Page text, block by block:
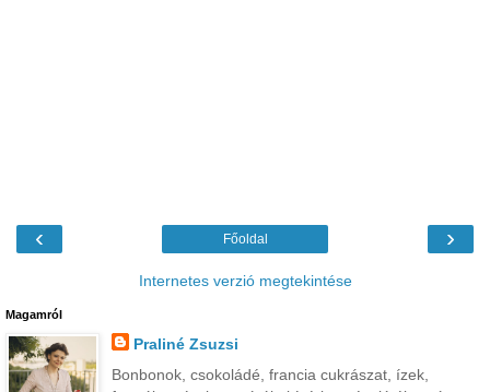
‹ ›
Főoldal
Internetes verzió megtekintése
Magamról
Praliné Zsuzsi
Bonbonok, csokoládé, francia cukrászat, ízek,